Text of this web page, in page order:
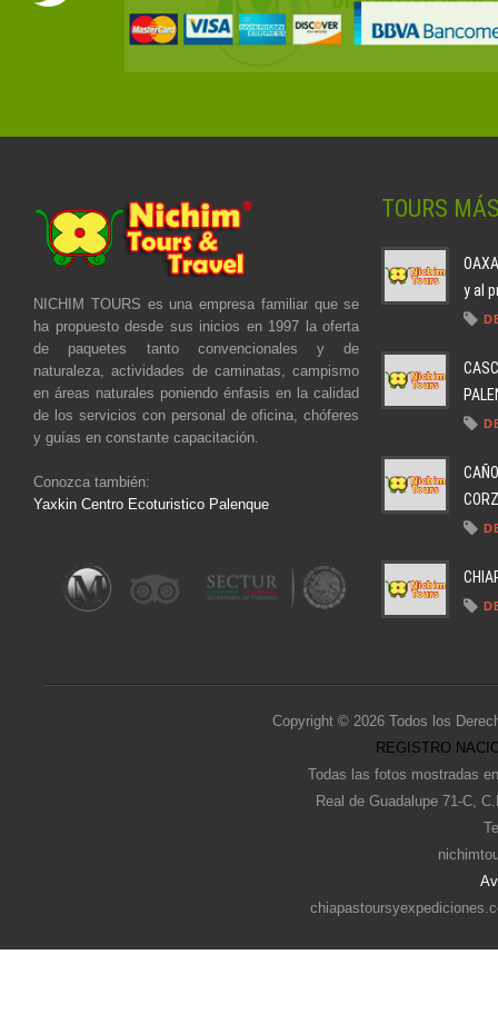
NICHIM TOURS es una empresa familiar que se
ha propuesto desde sus inicios en 1997 la oferta
de paquetes tanto convencionales y de
naturaleza, actividades de caminatas, campismo
en áreas naturales poniendo énfasis en la calidad
de los servicios con personal de oficina, chóferes
y guías en constante capacitación.
Conozca también:
Yaxkin Centro Ecoturistico Palenque
TOURS
y al
Copyright © 2026 Todos los
REGISTRO
Todas las fotos mostradas
Real de Guadalupe 71-C,